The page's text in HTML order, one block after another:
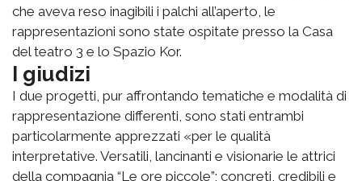
che aveva reso inagibili i palchi all’aperto, le
rappresentazioni sono state ospitate presso la Casa
del teatro 3 e lo Spazio Kor.
I giudizi
I due progetti, pur affrontando tematiche e modalità di
rappresentazione differenti, sono stati entrambi
particolarmente apprezzati «per le qualità
interpretative. Versatili, lancinanti e visionarie le attrici
della compagnia “Le ore piccole”; concreti, credibili e